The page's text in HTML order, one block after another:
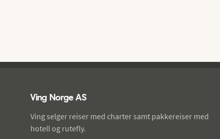
Ving Norge AS
Ving selger reiser med charter samt pakkereiser med
hotell og rutefly.